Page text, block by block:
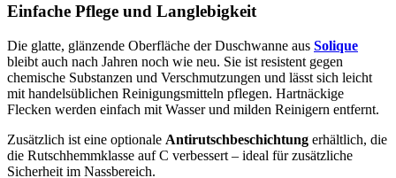
Einfache Pflege und Langlebigkeit
Die glatte, glänzende Oberfläche der Duschwanne aus Solique
bleibt auch nach Jahren noch wie neu. Sie ist resistent gegen
chemische Substanzen und Verschmutzungen und lässt sich leicht
mit handelsüblichen Reinigungsmitteln pflegen. Hartnäckige
Flecken werden einfach mit Wasser und milden Reinigern entfernt.
Zusätzlich ist eine optionale Antirutschbeschichtung erhältlich, die
die Rutschhemmklasse auf C verbessert – ideal für zusätzliche
Sicherheit im Nassbereich.